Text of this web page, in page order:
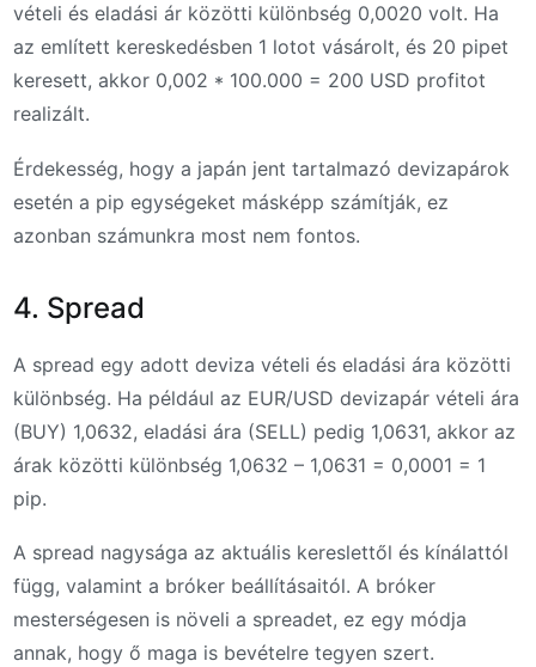
vételi és eladási ár közötti különbség 0,0020 volt. Ha
az említett kereskedésben 1 lotot vásárolt, és 20 pipet
keresett, akkor 0,002 * 100.000 = 200 USD profitot
realizált.
Érdekesség, hogy a japán jent tartalmazó devizapárok
esetén a pip egységeket másképp számítják, ez
azonban számunkra most nem fontos.
4. Spread
A spread egy adott deviza vételi és eladási ára közötti
különbség. Ha például az EUR/USD devizapár vételi ára
(BUY) 1,0632, eladási ára (SELL) pedig 1,0631, akkor az
árak közötti különbség 1,0632 – 1,0631 = 0,0001 = 1
pip.
A spread nagysága az aktuális kereslettől és kínálattól
függ, valamint a bróker beállításaitól. A bróker
mesterségesen is növeli a spreadet, ez egy módja
annak, hogy ő maga is bevételre tegyen szert.